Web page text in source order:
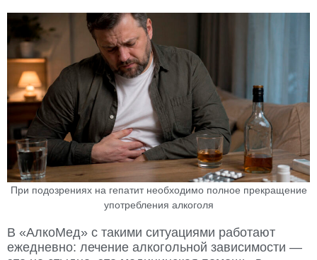
При подозрениях на гепатит необходимо полное прекращение
употребления алкоголя
В «АлкоМед» с такими ситуациями работают
ежедневно: лечение алкогольной зависимости —